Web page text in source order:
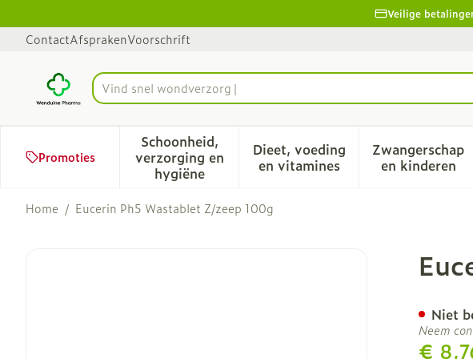
Veilige
ContactAfsprakenVoorschrift
Product, merk, categorie...
Promoties
Schoonheid,
verzorging en
hygiëne
Toon submenu voor Schoonheid, verzorging
Dieet, voeding
en vitaminesToon submenu voor
Zwangerschap
en kinderen
Toon
Home / Eucerin Ph5 Wastablet Z/zeep 100g
Eucerin Ph5 Wastablet Z/zeep
€
Niet
Neem